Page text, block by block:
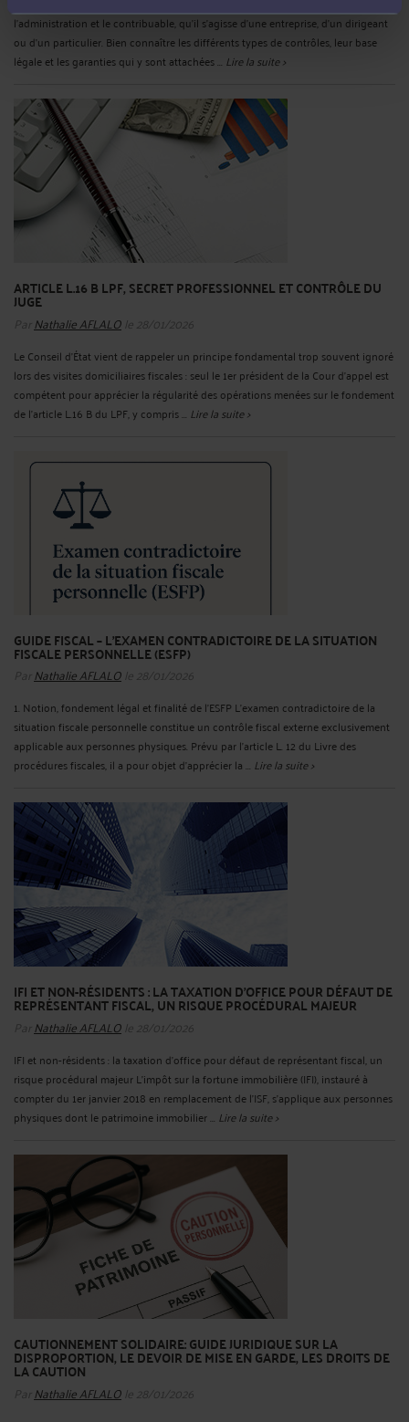
l’administration et le contribuable, qu’il s’agisse d’une entreprise, d’un dirigeant
ou d’un particulier. Bien connaître les différents types de contrôles, leur base
légale et les garanties qui y sont attachées ... Lire la suite >
ARTICLE L.16 B LPF, SECRET PROFESSIONNEL ET CONTRÔLE DU
JUGE
Par Nathalie AFLALO le 28/01/2026
Le Conseil d’État vient de rappeler un principe fondamental trop souvent ignoré
lors des visites domiciliaires fiscales : seul le 1er président de la Cour d’appel est
compétent pour apprécier la régularité des opérations menées sur le fondement
de l’article L.16 B du LPF, y compris ... Lire la suite >
GUIDE FISCAL – L’EXAMEN CONTRADICTOIRE DE LA SITUATION
FISCALE PERSONNELLE (ESFP)
Par Nathalie AFLALO le 28/01/2026
1. Notion, fondement légal et finalité de l’ESFP L’examen contradictoire de la
situation fiscale personnelle constitue un contrôle fiscal externe exclusivement
applicable aux personnes physiques. Prévu par l’article L. 12 du Livre des
procédures fiscales, il a pour objet d’apprécier la ... Lire la suite >
IFI ET NON-RÉSIDENTS : LA TAXATION D'OFFICE POUR DÉFAUT DE
REPRÉSENTANT FISCAL, UN RISQUE PROCÉDURAL MAJEUR
Par Nathalie AFLALO le 28/01/2026
IFI et non-résidents : la taxation d'office pour défaut de représentant fiscal, un
risque procédural majeur L’impôt sur la fortune immobilière (IFI), instauré à
compter du 1er janvier 2018 en remplacement de l’ISF, s’applique aux personnes
physiques dont le patrimoine immobilier ... Lire la suite >
CAUTIONNEMENT SOLIDAIRE: GUIDE JURIDIQUE SUR LA
DISPROPORTION, LE DEVOIR DE MISE EN GARDE, LES DROITS DE
LA CAUTION
Par Nathalie AFLALO le 28/01/2026